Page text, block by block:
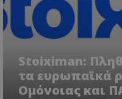
Stoiximan:
τα ευρωπαϊκά
Ομόνοιας και